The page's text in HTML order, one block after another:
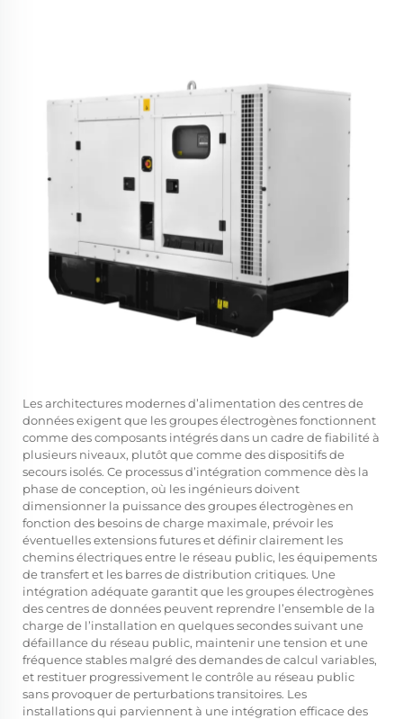
Les architectures modernes d’alimentation des centres de
données exigent que les groupes électrogènes fonctionnent
comme des composants intégrés dans un cadre de fiabilité à
plusieurs niveaux, plutôt que comme des dispositifs de
secours isolés. Ce processus d’intégration commence dès la
phase de conception, où les ingénieurs doivent
dimensionner la puissance des groupes électrogènes en
fonction des besoins de charge maximale, prévoir les
éventuelles extensions futures et définir clairement les
chemins électriques entre le réseau public, les équipements
de transfert et les barres de distribution critiques. Une
intégration adéquate garantit que les groupes électrogènes
des centres de données peuvent reprendre l’ensemble de la
charge de l’installation en quelques secondes suivant une
défaillance du réseau public, maintenir une tension et une
fréquence stables malgré des demandes de calcul variables,
et restituer progressivement le contrôle au réseau public
sans provoquer de perturbations transitoires. Les
installations qui parviennent à une intégration efficace des